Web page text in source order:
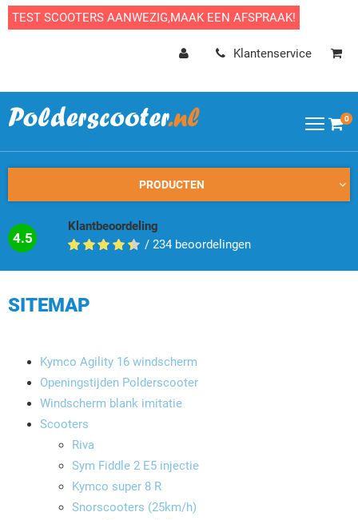
TEST SCOOTERS AANWEZIG,MAAK EEN AFSPRAAK!
Klantenservice
0
PRODUCTEN
4.5
Klantbeoordeling
/ 234 beoordelingen
SITEMAP
Kymco Agility 16 windscherm
Openingstijden Polderscooter
Windscherm blank imitatie
Scooters
Riva
Sym Fiddle 2 E5 injectie
Kymco super 8 R
Snorscooters (25km/h)